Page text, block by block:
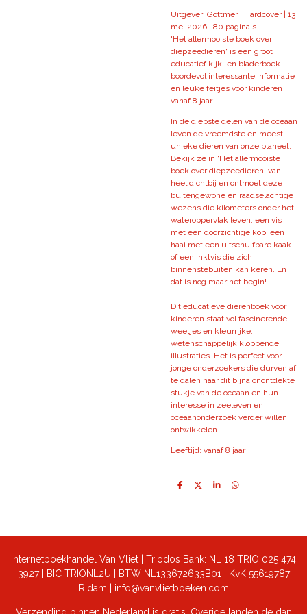
Uitgever: Gottmer | Hardcover | 13
mei 2026 | 80 pagina's
'Het allermooiste boek over
diepzeedieren' is een groot
educatief kijk- en bladerboek
boordevol interessante informatie
en leuke feitjes voor kinderen
vanaf 8 jaar.
In de diepste delen van de oceaan
leven de vreemdste en meest
unieke dieren van onze planeet.
Bekijk ze in 'Het allermooiste
boek over diepzeedieren' van
heel dichtbij en ontmoet deze
buitengewone en raadselachtige
wezens die kilometers onder het
wateroppervlak leven: een vis
met een doorzichtige kop, een
haai met een uitschuifbare kaak
of een inktvis die zich
binnenstebuiten kan keren. En
dat is nog maar het begin!
Dit educatieve dierenboek voor
kinderen staat vol fascinerende
weetjes en kleurrijke,
wetenschappelijk kloppende
illustraties. Het is perfect voor
jonge onderzoekers die durven af
te dalen naar dit bijna onontdekte
stukje van de oceaan en hun
interesse in zeeleven en
oceaanonderzoek verder willen
ontwikkelen.
Leeftijd: vanaf 8 jaar
D
D
S
D
Internetboekhandel Van Vliet | Triodos Bank: NL 18 TRIO 025 474
3927 | BIC TRIONL2U | BTW NL133672633B01 | KvK 55619787
R'dam | info@vanvlietboeken.com
Verzending binnen Nederland is gratis. Overige landen de dan